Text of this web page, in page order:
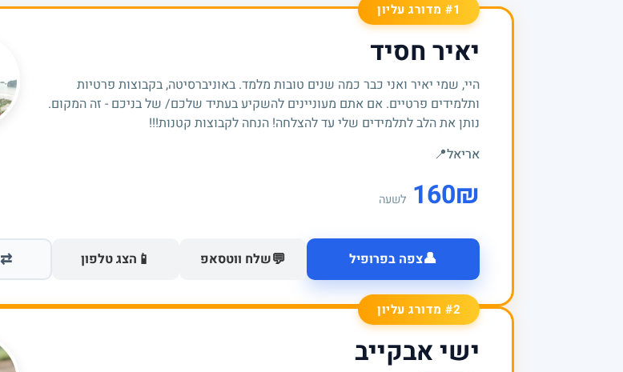
#1 מדורג עליון
יאיר חסיד
היי, שמי יאיר ואני כבר כמה שנים טובות מלמד. באוניברסיטה, בקבוצות פרטיות
ותלמידים פרטיים. אם אתם מעוניינים להשקיע בעתיד שלכם/ של בניכם - זה המקום.
נותן את הלב לתלמידים שלי עד להצלחה! הנחה לקבוצות קטנות!!!
אריאל📍
₪
160 לשעה
👤צפה בפרופיל 💬שלח ווטסאפ 📱 הצג טלפון ⇄
#2 מדורג עליון
ישי אבקייב